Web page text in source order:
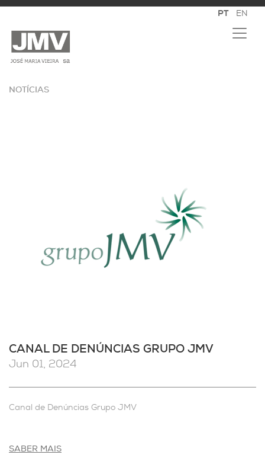
NOTÍCIAS
CANAL DE DENÚNCIAS GRUPO JMV
Jun 01, 2024
Canal de Denúncias Grupo JMV
SABER MAIS